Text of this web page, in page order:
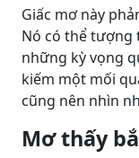
Giấc mơ này
Nó có thể tượng
những kỳ vọng
kiếm một mối
cũng nên nhìn
Mơ thấy